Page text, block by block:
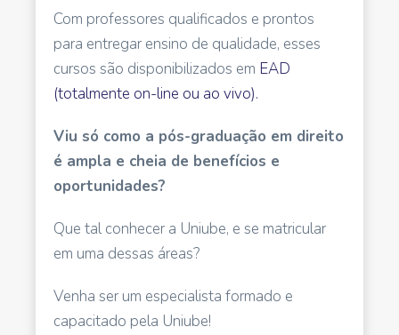
Com professores qualificados e prontos
para entregar ensino de qualidade, esses
cursos são disponibilizados em EAD
(totalmente on-line ou ao vivo).
Viu só como a pós-graduação em direito
é ampla e cheia de benefícios e
oportunidades?
Que tal conhecer a Uniube, e se matricular
em uma dessas áreas?
Venha ser um especialista formado e
capacitado pela Uniube!